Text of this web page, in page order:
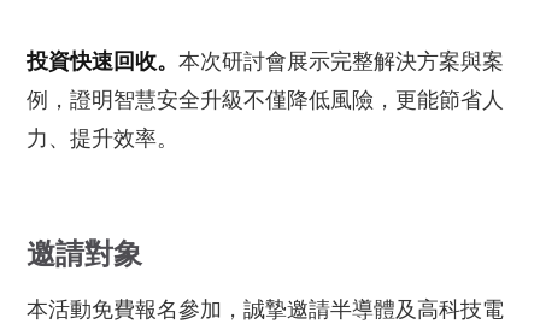
投資快速回收。本次研討會展示完整解決方案與案
例，證明智慧安全升級不僅降低風險，更能節省人
力、提升效率。
邀請對象
本活動免費報名參加，誠摯邀請半導體及高科技電